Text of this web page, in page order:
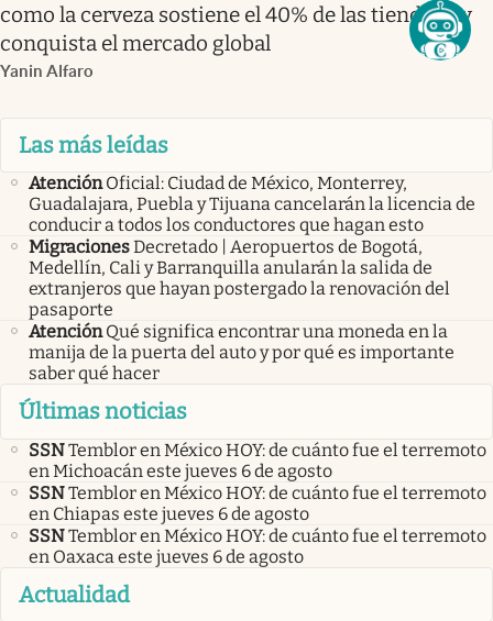
como la cerveza sostiene el 40% de las tienditas y
conquista el mercado global
Yanin Alfaro
Las más leídas
Atención Oficial: Ciudad de México, Monterrey,
Guadalajara, Puebla y Tijuana cancelarán la licencia de
conducir a todos los conductores que hagan esto
MigracionesDecretado | Aeropuertos de Bogotá,
Medellín, Cali y Barranquilla anularán la salida de
extranjeros que hayan postergado la renovación del
pasaporte
Atención Qué significa encontrar una moneda en la
manija de la puerta del auto y por qué es importante
saber qué hacer
Últimas noticias
SSNTemblor en México HOY: de cuánto fue el terremoto
en Michoacán este jueves 6 de agosto
SSNTemblor en México HOY: de cuánto fue el terremoto
en Chiapas este jueves 6 de agosto
SSNTemblor en México HOY: de cuánto fue el terremoto
en Oaxaca este jueves 6 de agosto
Actualidad